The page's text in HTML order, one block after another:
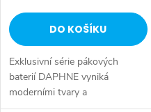
DO KOŠÍKU
Exklusivní série pákových
baterií DAPHNE vyniká
moderními tvary a
minimalistickým designem.